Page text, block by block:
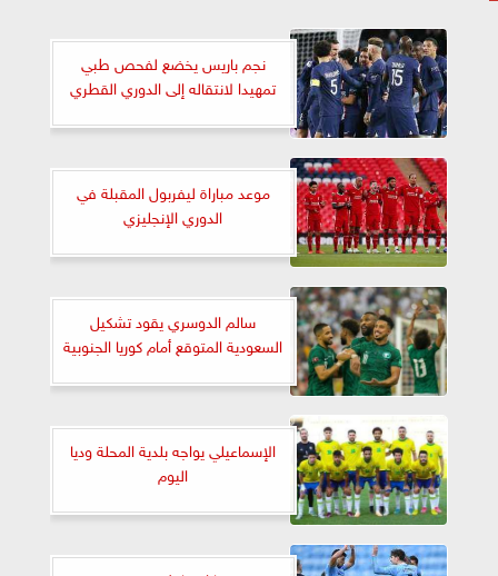
نجم باريس يخضع لفحص طبي
تمهيدا لانتقاله إلى الدوري القطري
موعد مباراة ليفربول المقبلة في
الدوري الإنجليزي
سالم الدوسري يقود تشكيل
السعودية المتوقع أمام كوريا الجنوبية
الإسماعيلي يواجه بلدية المحلة وديا
اليوم